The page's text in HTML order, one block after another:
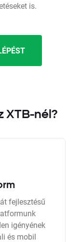
is.
XTB-nél?
fejlesztésű
igényének
és mobil